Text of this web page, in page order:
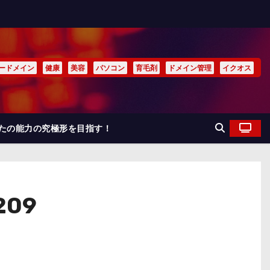
ドメイン 健康 美容 パソコン 育毛剤 ドメイン管理 イクオス
の能力の究極形を目指す！